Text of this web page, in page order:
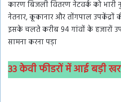
कारण बिजली वितरण नेटवर्क को
नेतनार, कूकानार और तोंगपाल उपकेंद्रों
इसके चलते करीब 94 गांवों के हजारों
सामना करना पड़ा
33 केवी फीडरों में आई बड़ी